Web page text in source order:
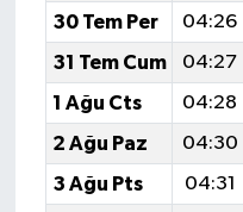
30 Tem Per
04:26
31 Tem Cum
04:27
1 Ağu Cts
04:28
2 Ağu Paz
04:30
3 Ağu Pts
04:31